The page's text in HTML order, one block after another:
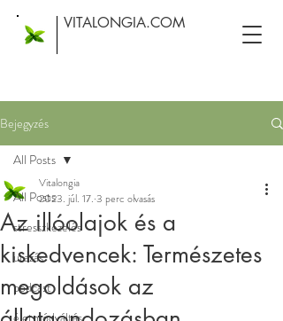
VITALONGIA.COM
Bejegyzés
All Posts
stresszkezelés
utazás
podcast
életmódváltás
All Posts
Az illóolajok és a
kiskedvencek: Természetes
megoldások az
Vitalongia
2023. júl. 17. 3 perc olvasás